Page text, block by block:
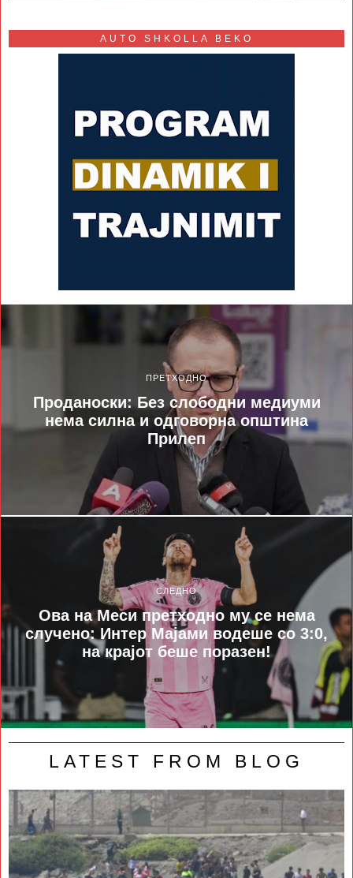
AUTO SHKOLLA BEKO
ПРЕТХОДНО
Проданоски: Без слободни медиуми
нема силна и одговорна општина
Прилеп
СЛЕДНО
Ова на Меси претходно му се нема
случено: Интер Мајами водеше со 3:0,
на крајот беше поразен!
LATEST FROM BLOG